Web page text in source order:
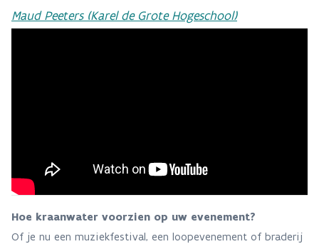
Maud Peeters (Karel de Grote Hogeschool)
Hoe kraanwater voorzien op uw evenement?
Of je nu een muziekfestival, een loopevenement of braderij